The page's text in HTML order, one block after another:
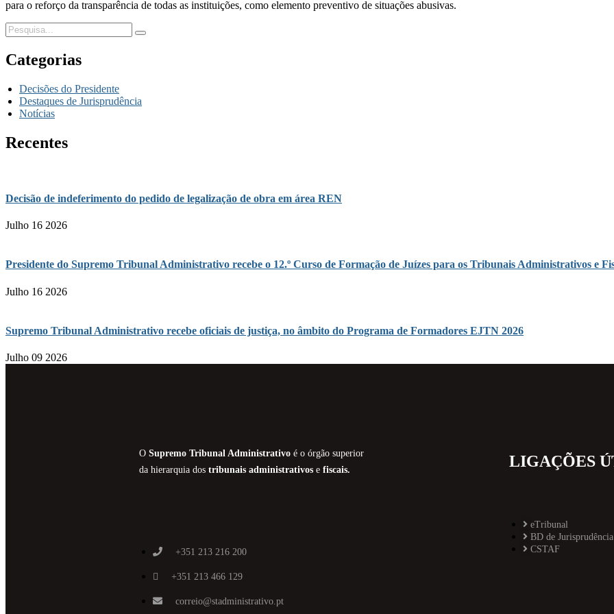
para o reforço da transparência de todas as instituições, como elemento preventivo de situações abusivas.
Categorias
Decisões do Presidente
Destaques de Jurisprudência
Notícias
Recentes
Decisão de indeferimento do pedido de legalização de obra em área REN
Julho 16 2026
Presidente do Supremo Tribunal Administrativo recebe o 12.º Curso de Formação de Juízes para os Tribunais Administrativos e
Julho 16 2026
Supremo Tribunal Administrativo recebe oficiais de justiça, no âmbito do Programa de Formadores EJTN 2026
Julho 09 2026
O Supremo Tribunal Administrativo é o órgão superior
da hierarquia dos tribunais administrativos e fiscais.
+351 213 216 200
+351 213 466 129
correio@stadministrativo.pt
LIGAÇÕES
eTribunal
BD de Jurisprudência
CSTAF